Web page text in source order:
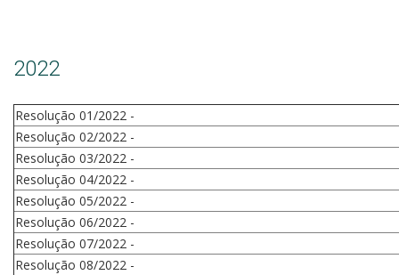
2022
Resolução 01/2022 -
Resolução 02/2022 -
Resolução 03/2022 -
Resolução 04/2022 -
Resolução 05/2022 -
Resolução 06/2022 -
Resolução 07/2022 -
Resolução 08/2022 -